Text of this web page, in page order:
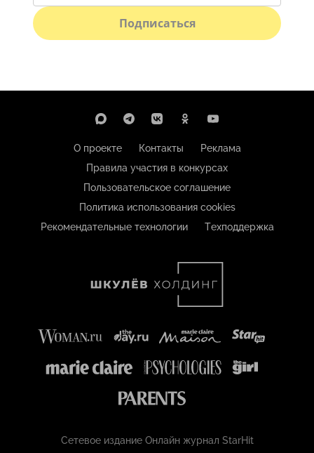
Подписаться
О проекте Контакты
Реклама
Правила участия в конкурсах
Пользовательское соглашение
Политика использования cookies
Рекомендательные технологии
Техподдержка
Сетевое издание Онлайн журнал StarHit